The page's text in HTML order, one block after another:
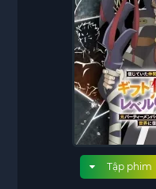
Tập phim